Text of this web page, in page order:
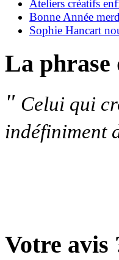
Ateliers créatifs
Bonne Année
Sophie Hancart
La phrase
" Celui qui
indéfiniment
Votre avis